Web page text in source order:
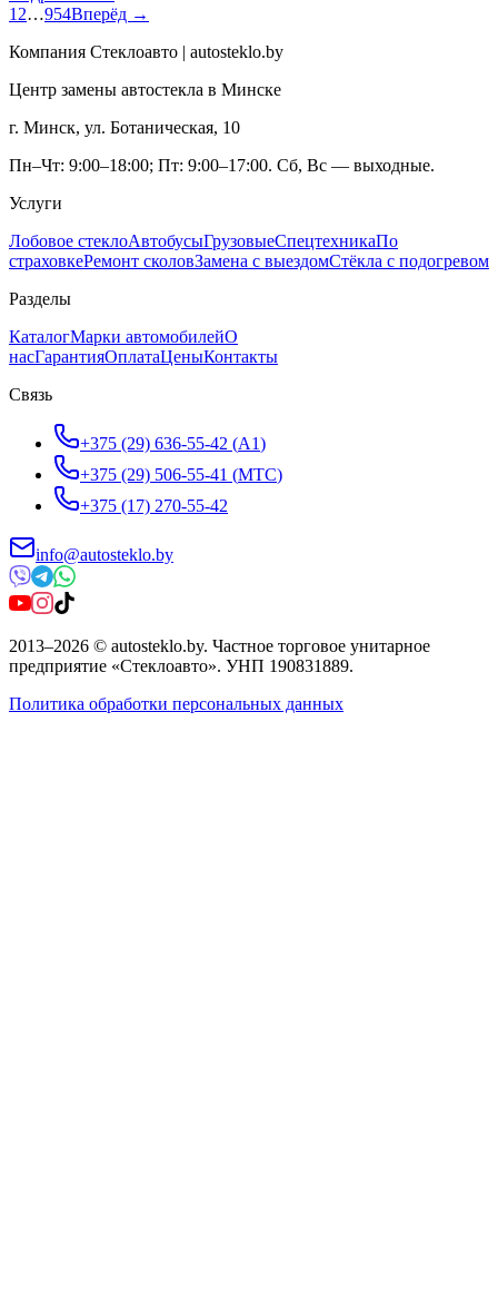
1 2…954Вперёд →
Компания Стеклоавто | autosteklo.by
Центр замены автостекла в Минске
г. Минск, ул. Ботаническая, 10
Пн–Чт: 9:00–18:00; Пт: 9:00–17:00. Сб, Вс — выходные.
Услуги
Лобовое стеклоАвтобусыГрузовыеСпецтехникаПо
страховкеРемонт сколовЗамена с выездомСтёкла с подогревом
Разделы
КаталогМарки автомобилейО
насГарантияОплатаЦеныКонтакты
Связь
+375 (29) 636-55-42 (A1)
+375 (29) 506-55-41 (МТС)
+375 (17) 270-55-42
info@autosteklo.by
2013–2026 © autosteklo.by. Частное торговое унитарное
предприятие «Стеклоавто». УНП 190831889.
Политика обработки персональных данных